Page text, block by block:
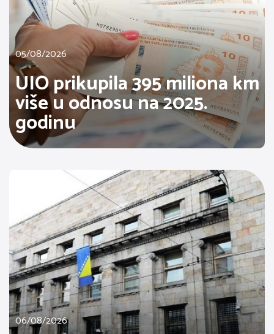
05/08/2026
UIO prikupila 395 miliona km
više u odnosu na 2025.
godinu
06/08/2026